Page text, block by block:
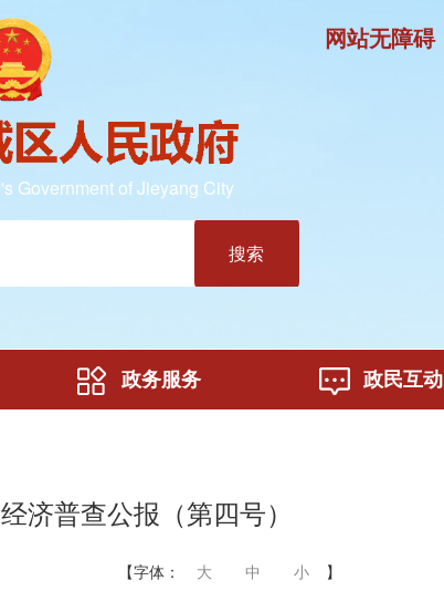
网站无障碍
Government of Jieyang City
搜索
政务服务 政民互动
济普查公报（第四号）
【字体： 大 中 小 】